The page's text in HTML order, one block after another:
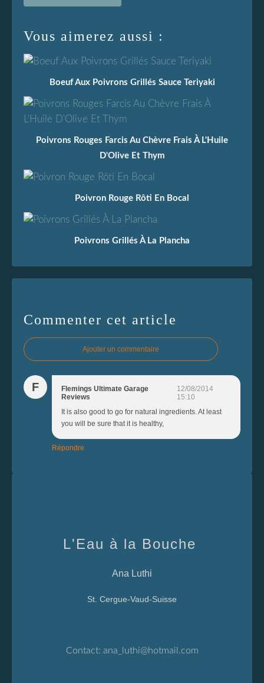
Vous aimerez aussi :
Boeuf Aux Poivrons Grillés Sauce Teriyaki
Poivrons Rouges Farcis Au Chèvre Frais À L'Huile
D'Olive Et Thym
Poivron Rouge Rôti En Bocal
Poivrons Grillés À La Plancha
Commenter cet article
Ajouter un commentaire
F
Flemings Ultimate Garage
Reviews
12/08/2014
15:10
It is also good to go for natural ingredients. At least
you will be sure that it is healthy,
Répondre
L'Eau à la Bouche
Ana Luthi
St. Cergue-Vaud-Suisse
Contact: ana_luthi@hotmail.com